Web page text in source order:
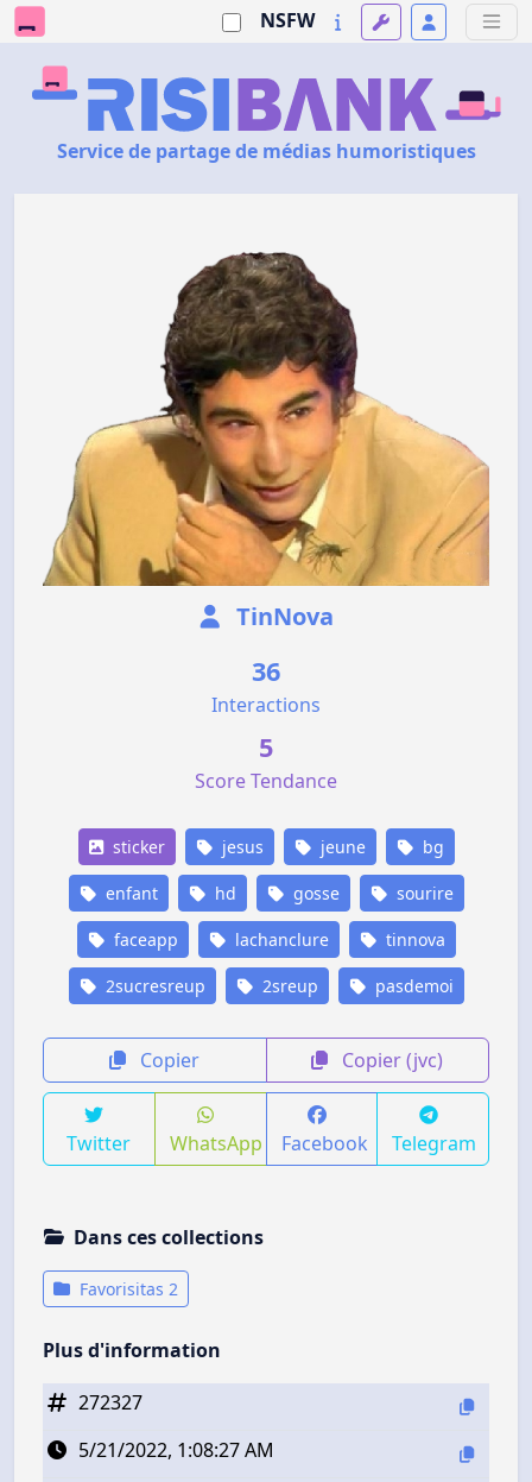
NSFW
Service de partage de médias humoristiques
TinNova
36
Interactions
5
Score Tendance
sticker jesus jeune bg
enfant hd gosse sourire
faceapp lachanclure tinnova
2sucresreup 2sreup pasdemoi
Copier Copier (jvc)
Twitter WhatsApp Facebook Telegram
Dans ces collections
Favorisitas 2
Plus d'information
272327
5/21/2022, 1:08:27 AM